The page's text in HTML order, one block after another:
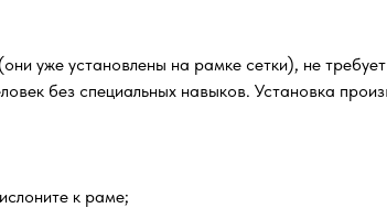
уже установлены на рамке сетки), не
без специальных навыков. Установка
к раме;